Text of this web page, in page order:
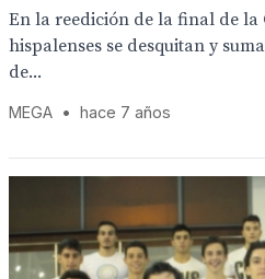
En la reedición de la final de la
hispalenses se desquitan y
de...
MEGA • hace 7 años